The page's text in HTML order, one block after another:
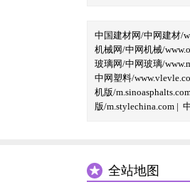
中国建材网/中网建材/
机械网/中网机械/
玻璃网/中网玻璃/
中网塑料/
机版/
版/m.stylechina.com |
全站地图